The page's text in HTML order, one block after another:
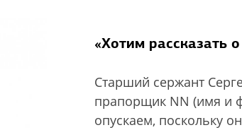
«Хотим рассказать
Старший сержант
прапорщик NN (имя и
опускаем, поскольку